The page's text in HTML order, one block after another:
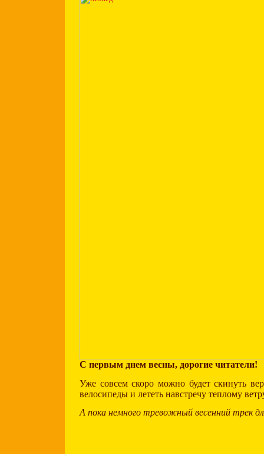
С первым днем весны, дорогие читатели!
Уже совсем скоро можно будет скинуть
велосипеды и лететь навстречу теплому
А пока немного тревожный весенний трек